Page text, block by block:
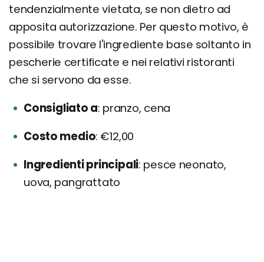
tendenzialmente vietata, se non dietro ad
apposita autorizzazione. Per questo motivo, è
possibile trovare l'ingrediente base soltanto in
pescherie certificate e nei relativi ristoranti
che si servono da esse.
Consigliato a pranzo, cena
Costo medio €12,00
Ingredienti principali pesce neonato,
uova, pangrattato